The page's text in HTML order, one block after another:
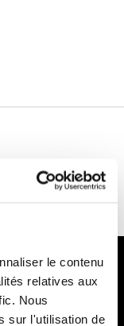
le contenu
relatives aux
Nous
sur l'utilisation de
les promos du